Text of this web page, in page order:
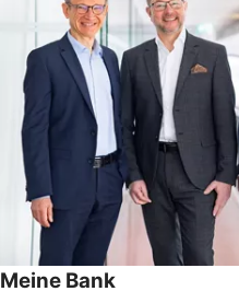
Meine Bank